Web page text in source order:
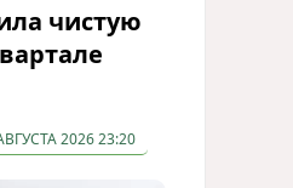
чистую
2026 23:20